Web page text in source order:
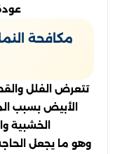
مكافحة
تتعرض الفلل
الأبيض بسبب
الخشبية
وهو ما يجعل